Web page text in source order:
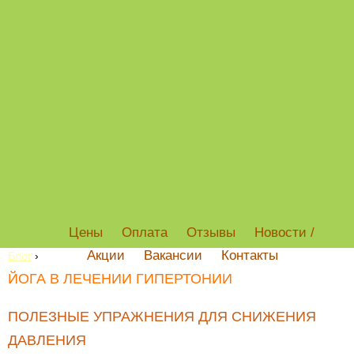
Цены Оплата Отзывы
Новости /
Акции
Вакансии Контакты
Блог ›
ЙОГА В ЛЕЧЕНИИ ГИПЕРТОНИИ
ПОЛЕЗНЫЕ УПРАЖНЕНИЯ ДЛЯ СНИЖЕНИЯ
ДАВЛЕНИЯ